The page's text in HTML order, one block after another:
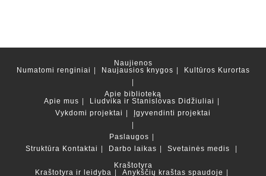
Naujienos
Numatomi renginiai
Naujausios knygos Kultūros Kurortas
Apie biblioteką
Apie mus
Liudvika ir Stanislovas Didžiuliai
Vykdomi projektai
Įgyvendinti projektai
Paslaugos
Struktūra Kontaktai Darbo laikas
Svetainės medis
Kraštotyra
Kraštotyra ir leidyba
Anykščių kraštas spaudoje